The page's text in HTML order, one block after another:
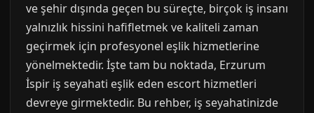
ve şehir dışında geçen bu süreçte, birçok iş insanı
yalnızlık hissini hafifletmek ve kaliteli zaman
geçirmek için profesyonel eşlik hizmetlerine
yönelmektedir. İşte tam bu noktada, Erzurum
İspir iş seyahati eşlik eden escort hizmetleri
devreye girmektedir. Bu rehber, iş seyahatinizde